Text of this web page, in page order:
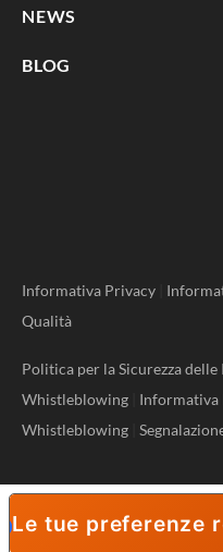
NEWS
BLOG
Informativa Privacy
Qualità
Politica per la Sicurezza
Whistleblowing
Informativa
Whistleblowing
Le tue preferenze